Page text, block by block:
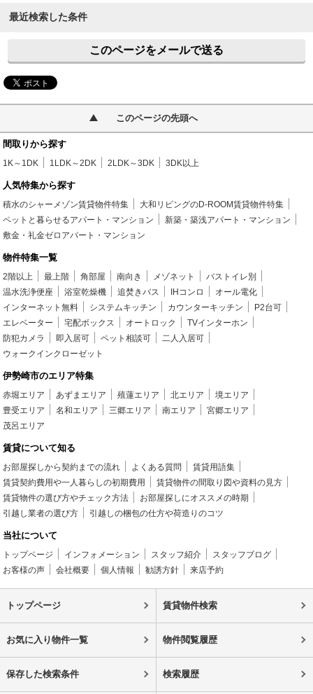
最近検索した条件
このページをメールで送る
このページの先頭へ
間取りから探す
1K～1DK 1LDK～2DK 2LDK～3DK 3DK以上
人気特集から探す
積水のシャーメゾン賃貸物件特集
大和リビングのD-ROOM賃貸物件特集
ペットと暮らせるアパート・マンション
新築・築浅アパート・マンション
敷金・礼金ゼロアパート・マンション
物件特集一覧
2階以上 最上階 角部屋 南向き メゾネット
バストイレ別
温水洗浄便座
浴室乾燥機 追焚きバス IHコンロ
オール電化
インターネット無料
システムキッチン カウンターキッチン
P2台可
エレベーター
宅配ボックス オートロック
TVインターホン
防犯カメラ
即入居可 ペット相談可
二人入居可
ウォークインクローゼット
伊勢崎市のエリア特集
赤堀エリア あずまエリア 殖蓮エリア 北エリア
境エリア
豊受エリア
名和エリア 三郷エリア 南エリア
宮郷エリア
茂呂エリア
賃貸について知る
お部屋探しから契約までの流れ よくある質問
賃貸用語集
賃貸契約費用や一人暮らしの初期費用
賃貸物件の間取り図や資料の見方
賃貸物件の選び方やチェック方法
お部屋探しにオススメの時期
引越し業者の選び方
引越しの梱包の仕方や荷造りのコツ
当社について
トップページ インフォメーション スタッフ紹介
スタッフブログ
お客様の声
会社概要 個人情報 勧誘方針 来店予約
トップページ 賃貸物件検索
お気に入り物件一覧 物件閲覧履歴
保存した検索条件 検索履歴